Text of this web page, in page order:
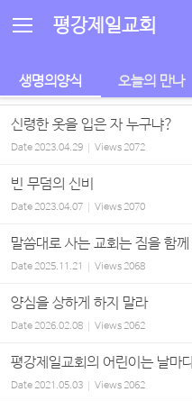
평강제일교회
생명의양식 오늘의 만나
신령한 옷을 입은 자 누구냐?
Date2023.04.29 Views2072
빈 무덤의 신비
Date2023.04.07 Views2070
말씀대로 사는 교회는 짐을 함
Date2025.11.21 Views2068
양심을 상하게 하지 말라
Date2026.02.08 Views2062
평강제일교회의 어린이는 날마
Date2021.05.03 Views2062